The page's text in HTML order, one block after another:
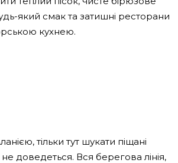
який смак та затишні ресторани
кухнею.
тільки тут шукати піщані
доведеться. Вся берегова лінія,